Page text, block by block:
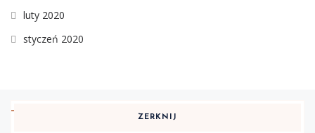
luty 2020
styczeń 2020
ZERKNIJ